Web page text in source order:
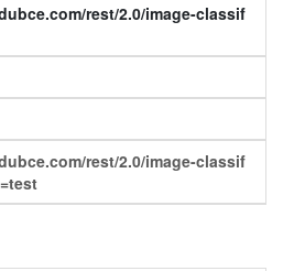
rest/2.0/image-classif
rest/2.0/image-classif